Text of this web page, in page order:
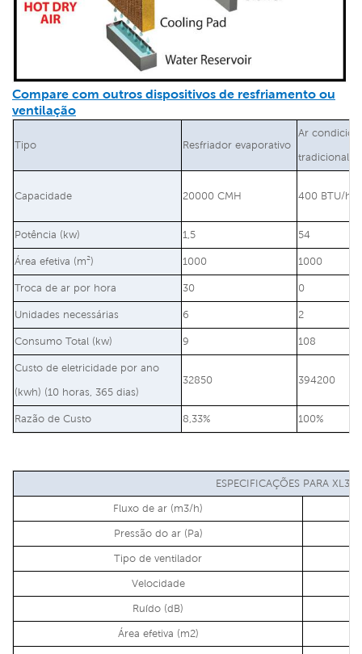
Compare com outros dispositivos de resfriamento ou
ventilação
Tipo Resfriador evaporativo
Ar
tradicional
Capacidade 20000 CMH 400 BTU/h
Potência (kw) 1,5 54
Área efetiva (m²) 1000 1000
Troca de ar por hora 30 0
Unidades necessárias 6 2
Consumo Total (kw) 9 108
Custo de eletricidade por ano
(kwh) (10 horas, 365 dias)
32850 394200
Razão de Custo 8,33% 100%
ESPECIFICAÇÕES PARA
Fluxo de ar (m3/h)
Pressão do ar (Pa)
Tipo de ventilador
Velocidade
Ruído (dB)
Área efetiva (m2)